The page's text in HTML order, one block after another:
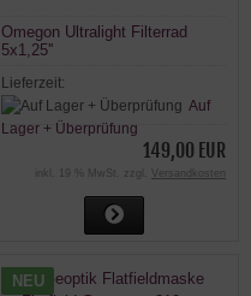
Omegon Ultralight Filterrad
5x1,25''
Lieferzeit:
Auf
Lager + Überprüfung
149,00 EUR
inkl. 19 % MwSt. zzgl. Versandkosten
NEU